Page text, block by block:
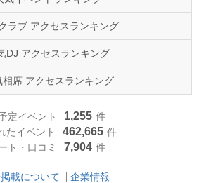
ラブ アクセスランキング
DJ アクセスランキング
相席 アクセスランキング
定イベント 1,255 件
たイベント
462,665 件
ト・口コミ
7,904 件
載について
企業情報